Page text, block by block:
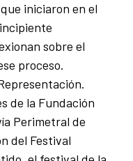
iniciaron en el
sobre el
proceso.
de la Fundación
Perimetral de
del Festival